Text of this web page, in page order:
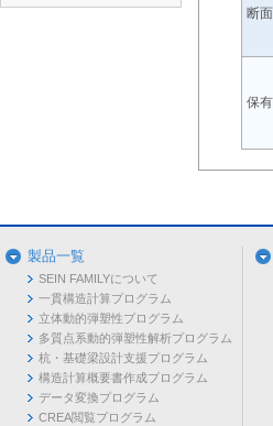
断
保
製品一覧
SEIN FAMILYについて
一貫構造計算プログラム
立体動的弾塑性プログラム
多質点系動的弾塑性解析プログラム
杭・基礎梁設計支援プログラム
構造計算概要書作成プログラム
データ変換プログラム
CREA閲覧プログラム